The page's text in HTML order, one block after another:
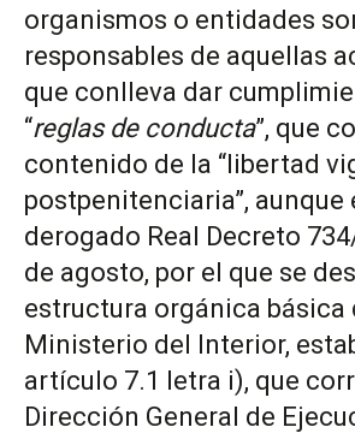
organismos o entidades
responsables de aquellas
que conlleva dar
“reglas de conducta”, que
contenido de la “libertad
postpenitenciaria”, aunque
derogado Real Decreto
de agosto, por el que se
estructura orgánica básica
Ministerio del Interior,
artículo 7.1 letra i), que
Dirección General de